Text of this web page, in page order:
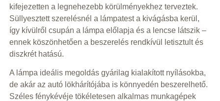
kifejezetten a legnehezebb körülményekhez terveztek.
Süllyesztett szerelésnél a lámpatest a kivágásba kerül,
így kívülről csupán a lámpa előlapja és a lencse látszik –
ennek köszönhetően a beszerelés rendkívül letisztult és
diszkrét hatású.
A lámpa ideális megoldás gyárilag kialakított nyílásokba,
de akár az autó lökhárítójába is könnyedén beszerelhető.
Széles fénykévéje tökéletesen alkalmas munkagépek